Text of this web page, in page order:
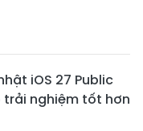
iOS 27 Public
trải nghiệm tốt hơn